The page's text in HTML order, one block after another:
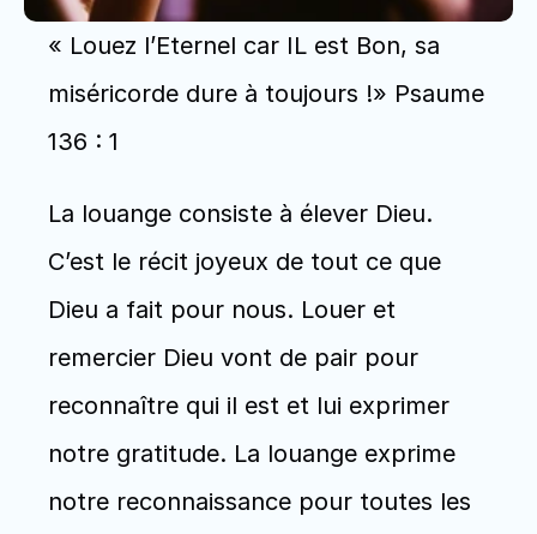
« Louez l’Eternel car IL est Bon, sa
miséricorde dure à toujours !» Psaume
136 : 1
La louange consiste à élever Dieu.
C’est le récit joyeux de tout ce que
Dieu a fait pour nous. Louer et
remercier Dieu vont de pair pour
reconnaître qui il est et lui exprimer
notre gratitude. La louange exprime
notre reconnaissance pour toutes les